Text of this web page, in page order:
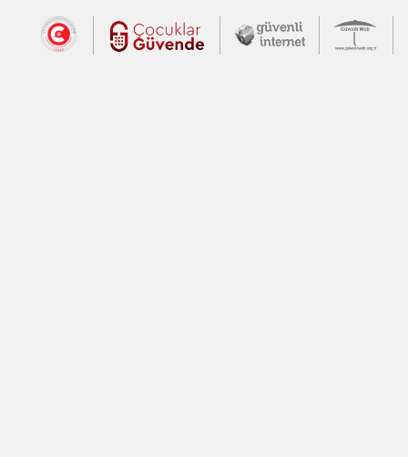
Dış Bağlantılar
Cumhurbaşkanlığı İletişim Merkezi
Çocuklar Güvende (yeni
Güvenli